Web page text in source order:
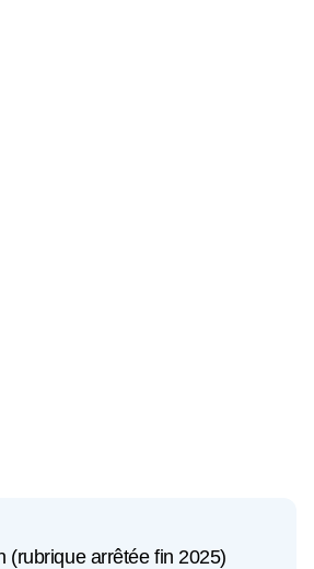
(rubrique arrêtée fin 2025)